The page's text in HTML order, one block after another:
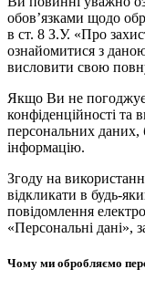
обов’язками щодо
в ст. 8 З.У. «Про
ознайомитися з
висловити свою
Якщо Ви не
конфіденційності та
персональних даних,
інформацію.
Згоду на
відкликати в будь-
повідомлення
«Персональні дані»,
Чому ми обробляємо